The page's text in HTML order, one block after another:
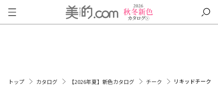
トップ カタログ 【2026年夏】新色カタログ チーク リキッドチーク